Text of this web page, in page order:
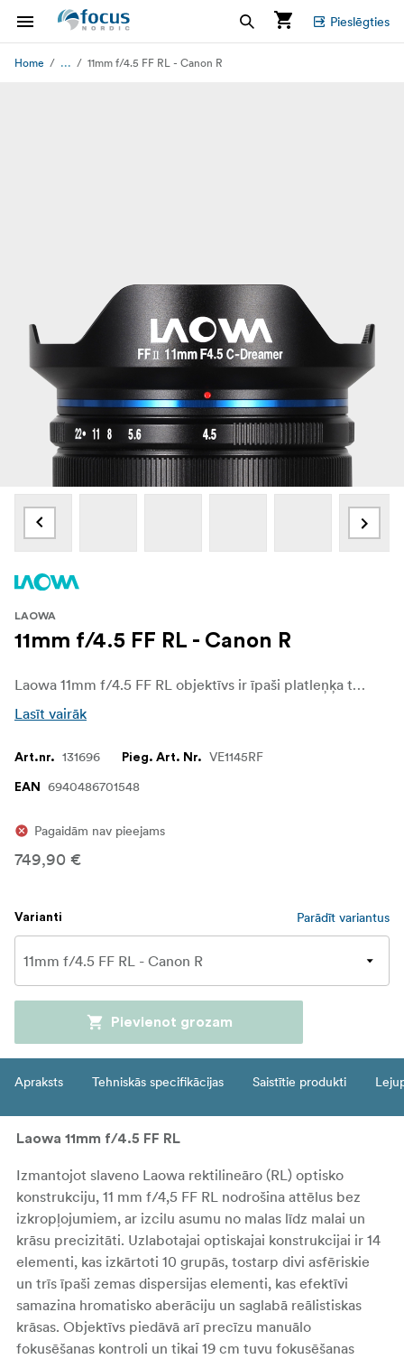
Pieslēgties
Home ... 11mm f/4.5 FF RL - Canon R
LAOWA
11mm f/4.5 FF RL - Canon R
Laowa 11mm f/4.5 FF RL objektīvs ir īpaši platleņķa taisnstūra objektīvs, kas īpaši izstrādāts pilna kadra bezspoguļa kameru sistēmām. Pateicoties iespaidīgajam 126° skata leņķim, šis objektīvs ir lieliski piemērots plašu ainavu, arhitektūras brīnumu, interjeru un dramatisku vides portretu iemūžināšanai. Īpaši kompaktais un vieglais dizains padara to par ideālu palīgu fotogrāfiem, kas meklē īpaši plašu aptvērumu pārnēsājamā iepakojumā, kas ir ideāli piemērots ceļojumiem, ielu un ikdienas radošajai fotogrāfijai.
Lasīt vairāk
Art.nr. 131696 Pieg. Art. Nr. VE1145RF
EAN 6940486701548
Pagaidām nav pieejams
749,90 €
Varianti Parādīt variantus
Pievienot grozam
Apraksts Tehniskās specifikācijas Saistītie produkti
Laowa 11mm f/4.5 FF RL
Izmantojot slaveno Laowa rektilineāro (RL) optisko
konstrukciju, 11 mm f/4,5 FF RL nodrošina attēlus bez
izkropļojumiem, ar izcilu asumu no malas līdz malai un
krāsu precizitāti. Uzlabotajai optiskajai konstrukcijai ir 14
elementi, kas izkārtoti 10 grupās, tostarp divi asfēriskie
un trīs īpaši zemas dispersijas elementi, kas efektīvi
samazina hromatisko aberāciju un saglabā reālistiskas
krāsas. Objektīvs piedāvā arī precīzu manuālo
fokusēšanas kontroli un tikai 19 cm tuvu fokusēšanas